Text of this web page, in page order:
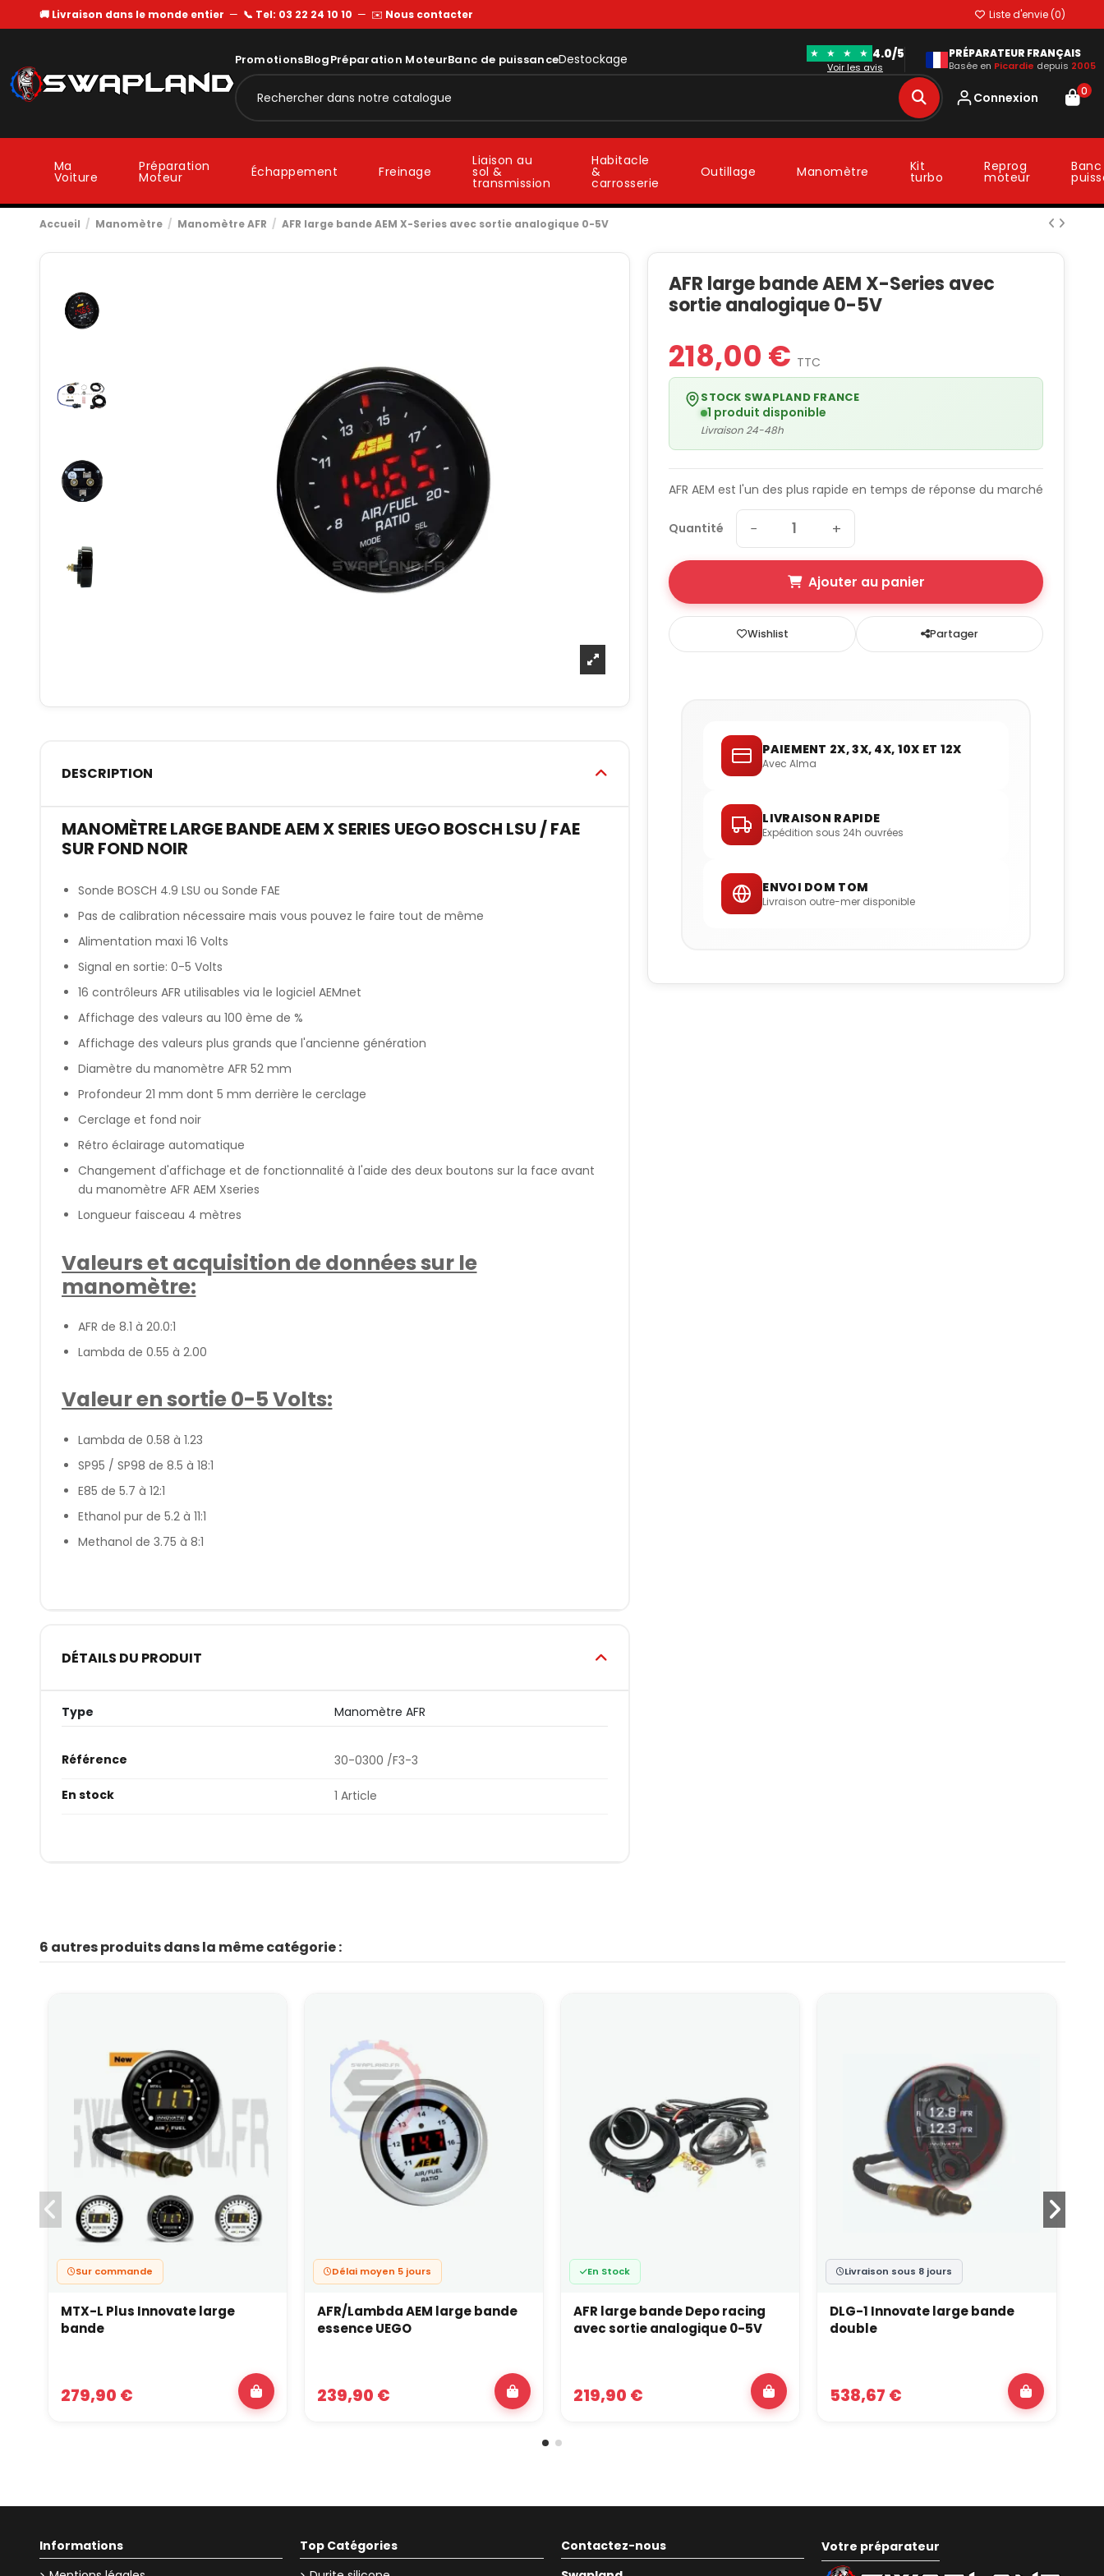
🚚 Livraison dans le monde entier — 📞 Tel: 03 22 24 10 10 — ✉️ Nous contacter Liste d'envie (0)
PromotionsBlogPréparation MoteurBanc de puissanceDestockage ★ ★ ★ ★ 4.0/5
Voir les avis
PRÉPARATEUR FRANÇAIS
Basée en Picardie depuis 2005
Connexion 0
Ma
Voiture
Préparation
Moteur Échappement Freinage
Liaison au
sol &
transmission
Habitacle
&
carrosserie
Outillage Manomètre Kit
turbo
Reprog
moteur
Accueil Manomètre Manomètre AFR AFR large bande AEM X-Series avec sortie analogique 0-5V
DESCRIPTION
MANOMÈTRE LARGE BANDE AEM X SERIES UEGO BOSCH LSU / FAE
SUR FOND NOIR
Sonde BOSCH 4.9 LSU ou Sonde FAE
Pas de calibration nécessaire mais vous pouvez le faire tout de même
Alimentation maxi 16 Volts
Signal en sortie: 0-5 Volts
16 contrôleurs AFR utilisables via le logiciel AEMnet
Affichage des valeurs au 100 ème de %
Affichage des valeurs plus grands que l'ancienne génération
Diamètre du manomètre AFR 52 mm
Profondeur 21 mm dont 5 mm derrière le cerclage
Cerclage et fond noir
Rétro éclairage automatique
Changement d'affichage et de fonctionnalité à l'aide des deux boutons sur la face avant
du manomètre AFR AEM Xseries
Longueur faisceau 4 mètres
Valeurs et acquisition de données sur le
manomètre:
AFR de 8.1 à 20.0:1
Lambda de 0.55 à 2.00
Valeur en sortie 0-5 Volts:
Lambda de 0.58 à 1.23
SP95 / SP98 de 8.5 à 18:1
E85 de 5.7 à 12:1
Ethanol pur de 5.2 à 11:1
Methanol de 3.75 à 8:1
DÉTAILS DU PRODUIT
Type Manomètre AFR
Référence 30-0300 /F3-3
En stock 1 Article
AFR large bande AEM X-Series avec
sortie analogique 0-5V
218,00 € TTC
STOCK SWAPLAND FRANCE
1 produit disponible
Livraison 24-48h
AFR AEM est l'un des plus rapide en temps de réponse du marché
Quantité − +
Ajouter au panier
Wishlist Partager
PAIEMENT 2X, 3X, 4X, 10X ET 12X
Avec Alma
LIVRAISON RAPIDE
Expédition sous 24h ouvrées
ENVOI DOM TOM
Livraison outre-mer disponible
6 autres produits dans la même catégorie :
Sur commande
MTX-L Plus Innovate large
bande
279,90 €
Délai moyen 5 jours
AFR/Lambda AEM large bande
essence UEGO
239,90 €
En Stock
AFR large bande Depo racing
avec sortie analogique 0-5V
219,90 €
Livraison sous 8 jours
DLG-1 Innovate large bande
double
538,67 €
Informations
Top Catégories
Contactez-nous
Votre préparateur